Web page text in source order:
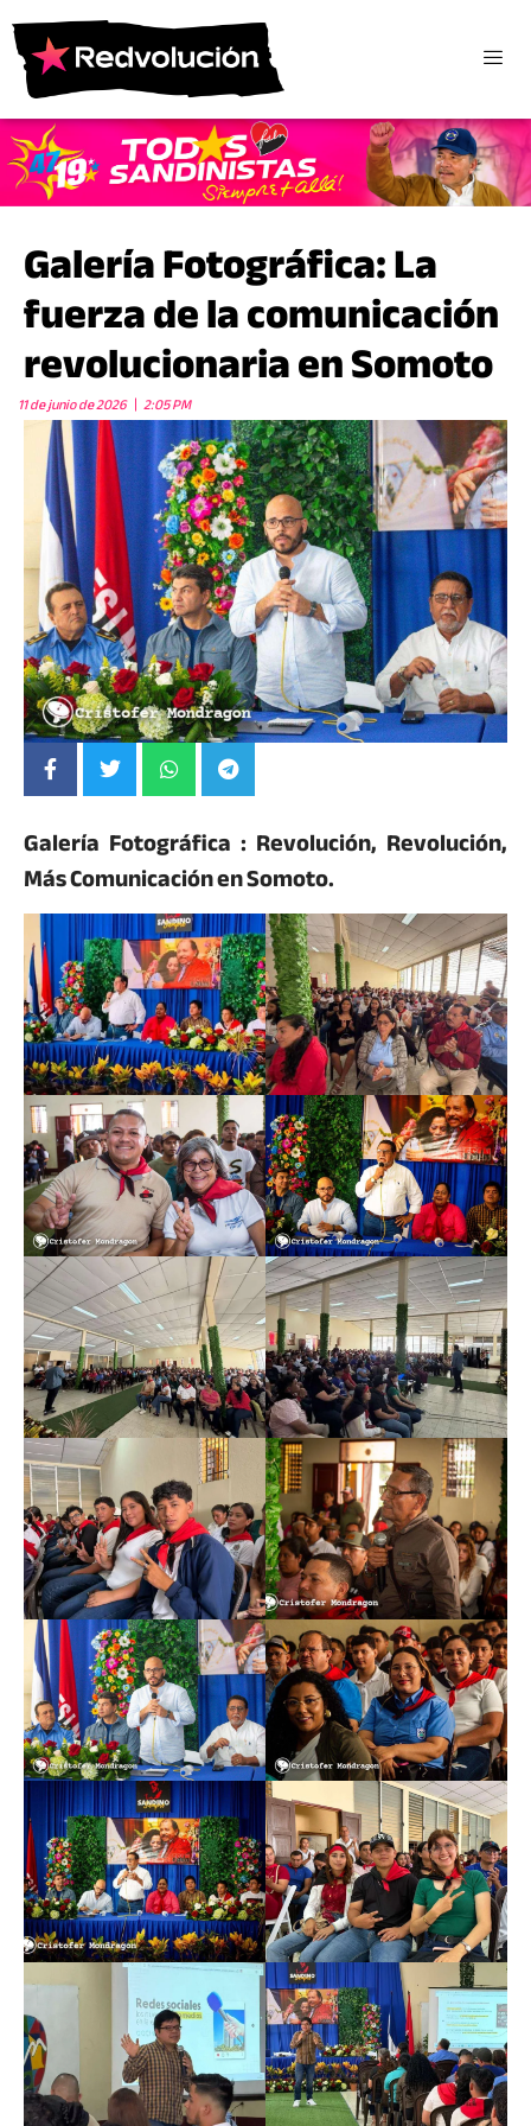
Galería Fotográfica: La
fuerza de la comunicación
revolucionaria en Somoto
11 de junio de 2026 2:05 PM
Galería Fotográfica : Revolución, Revolución,
Más Comunicación en Somoto.